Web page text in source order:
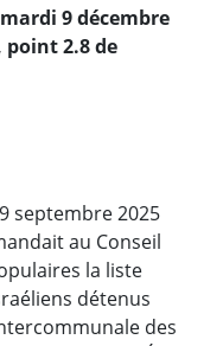
9 décembre
point 2.8 de
septembre 2025
au Conseil
la liste
détenus
des